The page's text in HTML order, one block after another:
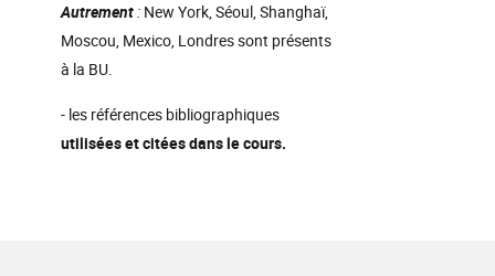
Autrement: New York, Séoul, Shanghaï,
Moscou, Mexico, Londres sont présents
à la BU.
- les références bibliographiques
utilisées et citées dans le cours.